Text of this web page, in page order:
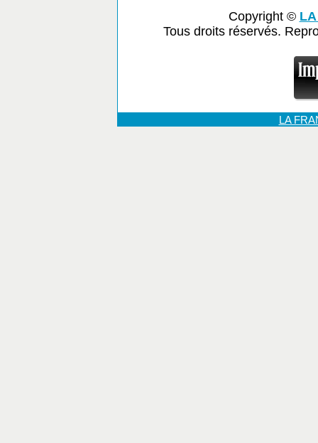
Copyright ©
Tous droits réservés.
LA